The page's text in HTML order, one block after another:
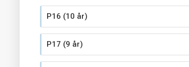
P16 (10 år)
P17 (9 år)